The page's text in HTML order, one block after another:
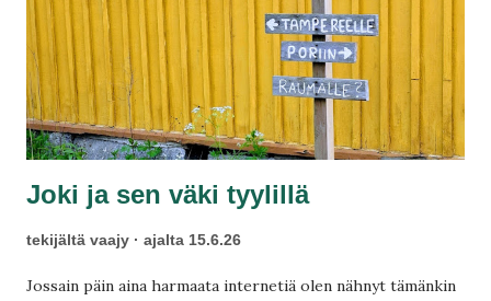
Joki ja sen väki tyylillä
tekijältä vaajy ajalta 15.6.26
Jossain päin aina harmaata internetiä olen nähnyt tämänkin